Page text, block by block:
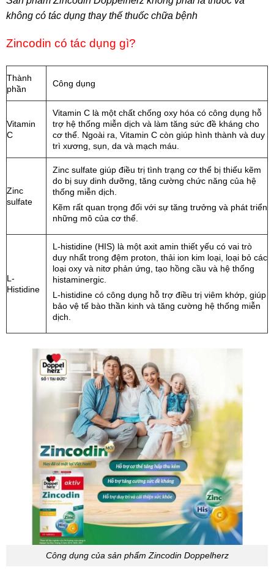
không có tác dụng thay thế thuốc chữa bệnh
Zincodin có tác dụng gì?
Thành
phần
Công dụng
Vitamin
C
Vitamin C là một chất chống oxy hóa có công dụng hỗ
trợ hệ thống miễn dịch và làm tăng sức đề kháng cho
cơ thể. Ngoài ra, Vitamin C còn giúp hình thành và duy
trì xương, sụn, da và mạch máu.
Zinc
sulfate
Zinc sulfate giúp điều trị tình trạng cơ thể bị thiếu kẽm
do bị suy dinh dưỡng, tăng cường chức năng của hệ
thống miễn dịch.
Kẽm rất quan trọng đối với sự tăng trưởng và phát triển
những mô của cơ thể.
L-
Histidine
L-histidine (HIS) là một axit amin thiết yếu có vai trò
duy nhất trong đệm proton, thải ion kim loại, loại bỏ các
loại oxy và nitơ phản ứng, tạo hồng cầu và hệ thống
histaminergic.
L-histidine có công dụng hỗ trợ điều trị viêm khớp, giúp
bảo vệ tế bào thần kinh và tăng cường hệ thống miễn
dịch.
Công dụng của sản phẩm Zincodin Doppelherz